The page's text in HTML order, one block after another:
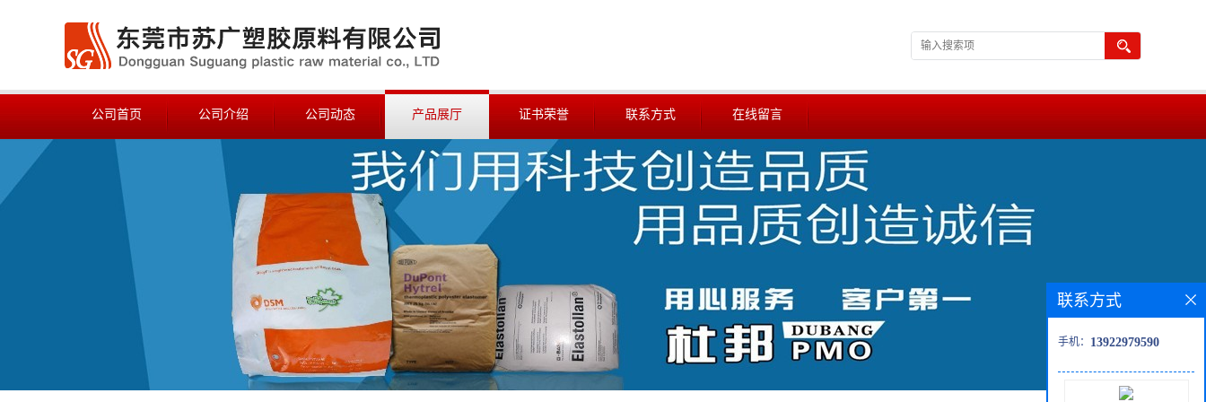
公司首页 公司介绍 公司动态 产品展厅 证书荣誉 联系方式 在线留言
联系方式
手机： 13922979590